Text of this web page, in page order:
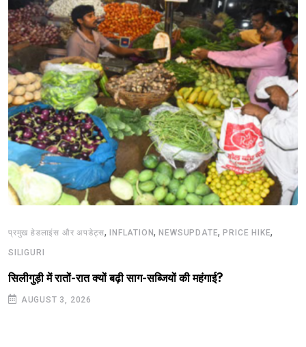
प्रमुख हेडलाइंस और अपडेट्स,INFLATION,NEWSUPDATE,PRICE HIKE,
SILIGURI
सिलीगुड़ी में रातों-रात क्यों बढ़ी साग-सब्जियों की महंगाई?
AUGUST 3, 2026